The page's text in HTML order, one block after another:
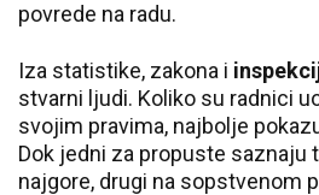
povrede na radu.
Iza statistike, zakona i
stvarni ljudi. Koliko su radnici
svojim pravima, najbolje
Dok jedni za propuste saznaju
najgore, drugi na sopstvenom